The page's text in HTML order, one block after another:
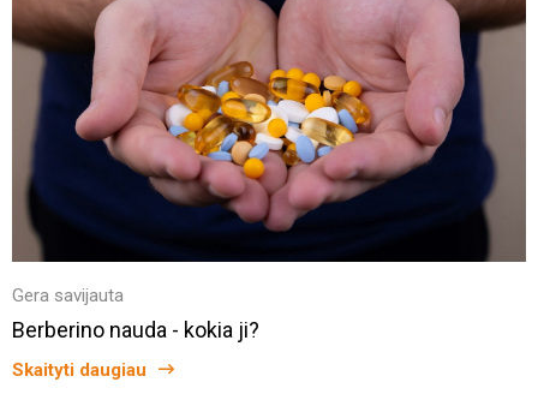
Gera savijauta
Berberino nauda - kokia ji?
Skaityti daugiau